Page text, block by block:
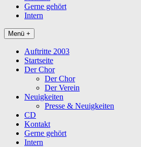
Gerne gehört
Intern
Menü +
Auftritte 2003
Startseite
Der Chor
Der Chor
Der Verein
Neuigkeiten
Presse & Neuigkeiten
CD
Kontakt
Gerne gehört
Intern